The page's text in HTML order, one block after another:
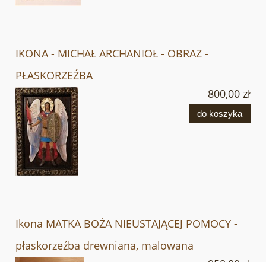
IKONA - MICHAŁ ARCHANIOŁ - OBRAZ -
PŁASKORZEŹBA
800,00 zł
do koszyka
Ikona MATKA BOŻA NIEUSTAJĄCEJ POMOCY -
płaskorzeźba drewniana, malowana